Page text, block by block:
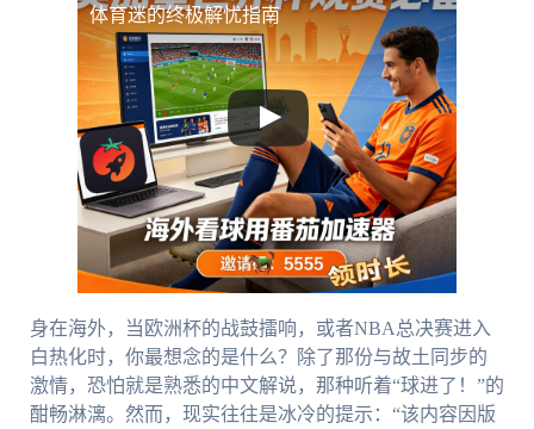
体育迷的终极解忧指南
身在海外，当欧洲杯的战鼓擂响，或者NBA总决赛进入
白热化时，你最想念的是什么？除了那份与故土同步的
激情，恐怕就是熟悉的中文解说，那种听着“球进了！”的
酣畅淋漓。然而，现实往往是冰冷的提示：“该内容因版